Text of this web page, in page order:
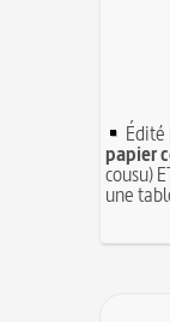
Édité
papier
cousu)
une